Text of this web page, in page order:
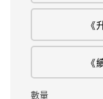
《
《
數量